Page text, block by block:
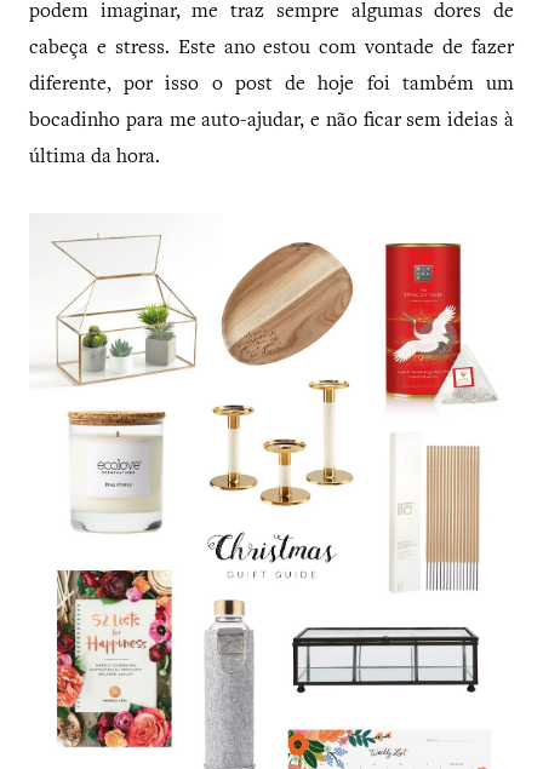
podem imaginar, me traz sempre algumas dores de
cabeça e stress. Este ano estou com vontade de fazer
diferente, por isso o post de hoje foi também um
bocadinho para me auto-ajudar, e não ficar sem ideias à
última da hora.